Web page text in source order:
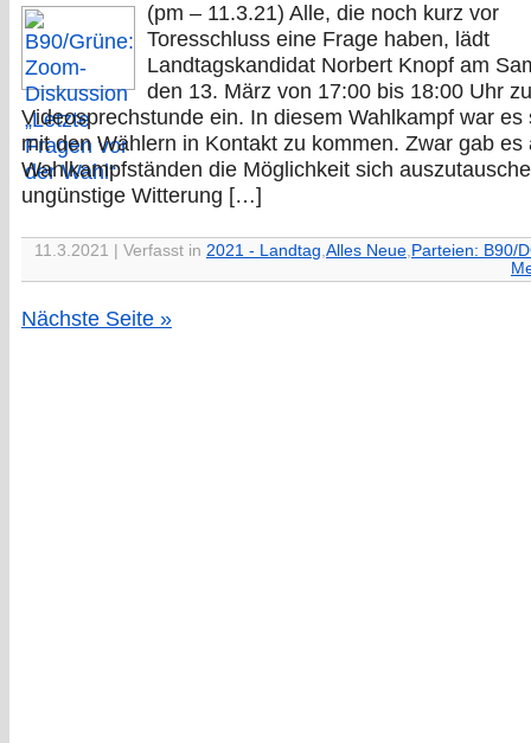
(pm – 11.3.21) Alle, die noch kurz vor
Toresschluss eine Frage haben, lädt
Landtagskandidat Norbert Knopf am
den 13. März von 17:00 bis 18:00 Uhr
Videosprechstunde ein. In diesem Wahlkampf war es
mit den Wählern in Kontakt zu kommen. Zwar gab es
Wahlkampfständen die Möglichkeit sich
ungünstige Witterung […]
11.3.2021 | Verfasst in 2021 - Landtag,Alles Neue, Parteien: B90/
Nächste Seite »